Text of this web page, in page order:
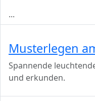
...
Musterlegen
Spannende
und erkunden.